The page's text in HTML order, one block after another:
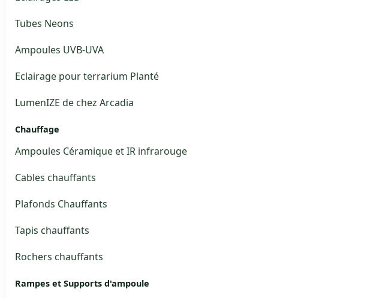
Tubes Neons
Ampoules UVB-UVA
Eclairage pour terrarium Planté
LumenIZE de chez Arcadia
Chauffage
Ampoules Céramique et IR infrarouge
Cables chauffants
Plafonds Chauffants
Tapis chauffants
Rochers chauffants
Rampes et Supports d'ampoule